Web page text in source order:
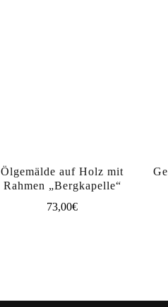
Ölgemälde auf Holz mit
Rahmen „Bergkapelle“
73,00€